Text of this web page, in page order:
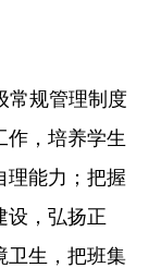
常规管理制度
作，培养学生
理能力；把握
设，弘扬正
卫生，把班集